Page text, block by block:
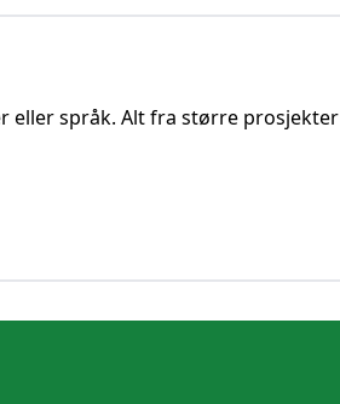
eller språk. Alt fra større prosjekter